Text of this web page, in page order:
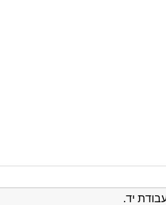
יד.